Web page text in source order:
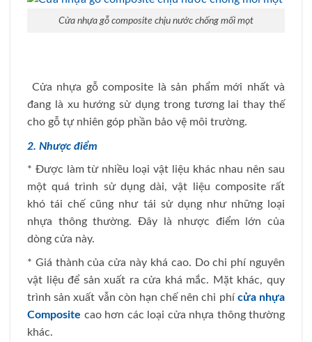
Cửa nhựa gỗ composite chịu nước chống mối mọt
Cửa nhựa gỗ composite là sản phẩm mới nhất và
đang là xu hướng sử dụng trong tương lai thay thế
cho gỗ tự nhiên góp phần bảo vệ môi trường.
2. Nhược điểm
* Được làm từ nhiều loại vật liệu khác nhau nên sau
một quá trình sử dụng dài, vật liệu composite rất
khó tái chế cũng như tái sử dụng như những loại
nhựa thông thường. Đây là nhược điểm lớn của
dòng cửa này.
* Giá thành của cửa này khá cao. Do chi phí nguyên
vật liệu để sản xuất ra cửa khá mắc. Mặt khác, quy
trình sản xuất vẫn còn hạn chế nên chi phí cửa nhựa
Composite cao hơn các loại cửa nhựa thông thường
khác.